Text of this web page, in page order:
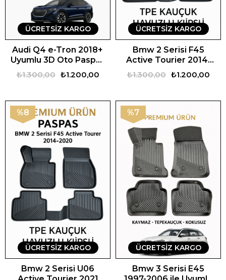
Audi Q4 e-Tron 2018+
Uyumlu 3D Oto Paspas
Premium₺1.200,00
₺1.300,00
ÜCRETSIZ KARGO
Bmw 2 Serisi F45
Active Tourier 2014-
2020 Uyumlu 3D
Havuzlu Oto Paspas
₺1.200,00
₺1.300,00
ÜCRETSIZ KARGO
Bmw 2 Serisi U06
%8
ÜCRETSIZ KARGO
Bmw 3 Serisi E45
%7
ÜCRETSIZ KARGO